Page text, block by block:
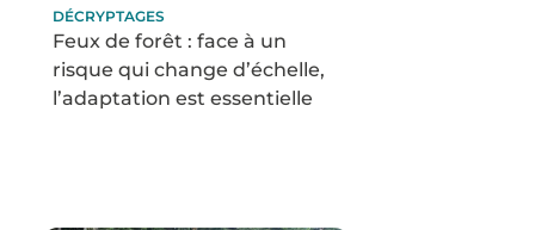
DÉCRYPTAGES
Feux de forêt : face à un
risque qui change d’échelle,
l’adaptation est essentielle